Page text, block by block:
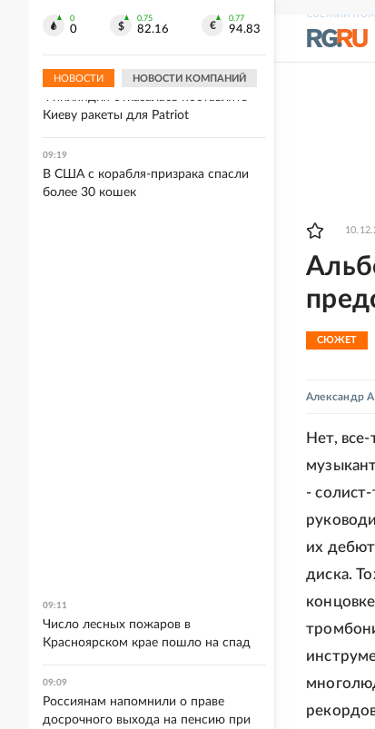
СВЕЖИЙ
СЮЖЕТ
Александр
Нет,
-
их
диска.
0
0
0.75
82.16
0.77
94.83
НОВОСТИ НОВОСТИ КОМПАНИЙ
Лионель Месси прибыл в Аргентину
09:23
Финляндия отказалась поставлять
Киеву ракеты для Patriot
09:19
В США с корабля-призрака спасли
более 30 кошек
09:11
Число лесных пожаров в
Красноярском крае пошло на спад
09:09
Россиянам напомнили о праве
досрочного выхода на пенсию при